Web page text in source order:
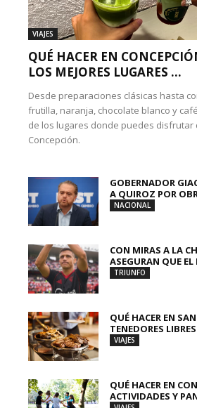
VIAJES
QUÉ HACER EN
LOS MEJORES LUGARES ...
Desde preparaciones clásicas hasta
frutilla, naranja, chocolate blanco y
de los lugares donde puedes disfrutar
Concepción.
GOBERNADOR
A QUIROZ POR
NACIONAL
CON MIRAS A LA
ASEGURAN QUE EL
TRIUNFO
QUÉ HACER EN
TENEDORES
VIAJES
QUÉ HACER EN
ACTIVIDADES Y